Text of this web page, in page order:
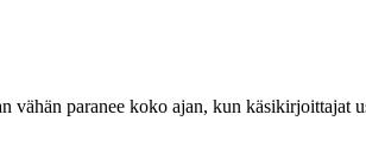
vähän paranee koko ajan, kun käsikirjoittajat